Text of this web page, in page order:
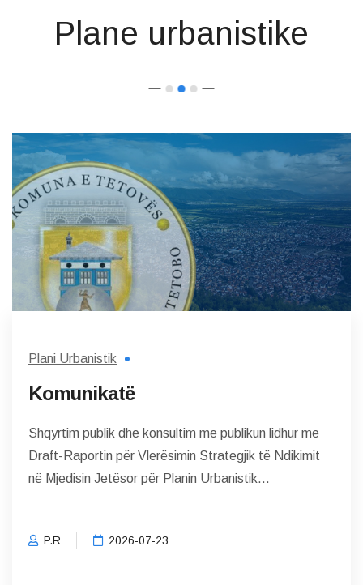
Plane urbanistike
Plani Urbanistik
Komunikatë
Shqyrtim publik dhe konsultim me publikun lidhur me
Draft-Raportin për Vlerësimin Strategjik të Ndikimit
në Mjedisin Jetësor për Planin Urbanistik...
P.R 2026-07-23